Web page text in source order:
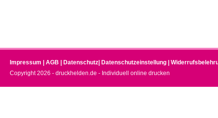
Impressum AGB Datenschutz Datenschutzeinstellung
Copyright 2026 - druckhelden.de - Individuell online drucken